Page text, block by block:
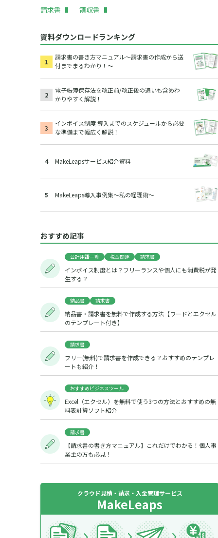
請求書
領収書
資料ダウンロードランキング
請求書の書き方マニュアル～請求書の作成から送
付までまるわかり！～
電子帳簿保存法を改正前/改正後の違いも含めわ
かりやすく解説！
インボイス制度 導入までのスケジュールから必要
な準備まで幅広く解説！
MakeLeapsサービス紹介資料
MakeLeaps導入事例集～私の経理術～
おすすめ記事
会計用語一覧 税金関連 請求書
インボイス制度とは？フリーランスや個人にも消費税が発
生する？
納品書 請求書
納品書・請求書を無料で作成する方法【ワードとエクセル
のテンプレート付き】
請求書
フリー(無料)で請求書を作成できる？おすすめのテンプレ
ートも紹介！
おすすめビジネスツール
Excel（エクセル）を無料で使う3つの方法とおすすめの無
料表計算ソフト紹介
請求書
【請求書の書き方マニュアル】これだけでわかる！個人事
業主の方も必見！
クラウド見積・請求・入金管理サービス
MakeLeaps